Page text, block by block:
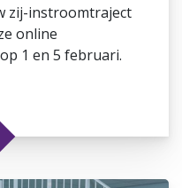
zij-instroomtraject
online
1 en 5 februari.